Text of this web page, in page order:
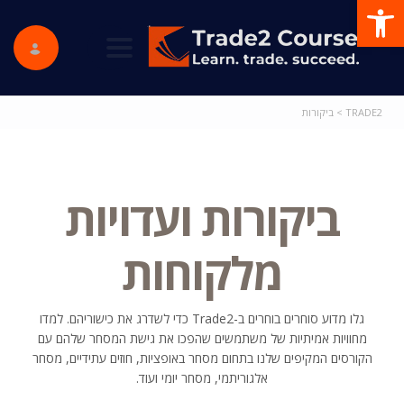
navigation
TRADE2
> ביקורות
ביקורות ועדויות
מלקוחות
גלו מדוע סוחרים בוחרים ב-Trade2 כדי לשדרג את כישוריהם. למדו
מחוויות אמיתיות של משתמשים שהפכו את גישת המסחר שלהם עם
הקורסים המקיפים שלנו בתחום מסחר באופציות, חוזים עתידיים, מסחר
אלגוריתמי, מסחר יומי ועוד.